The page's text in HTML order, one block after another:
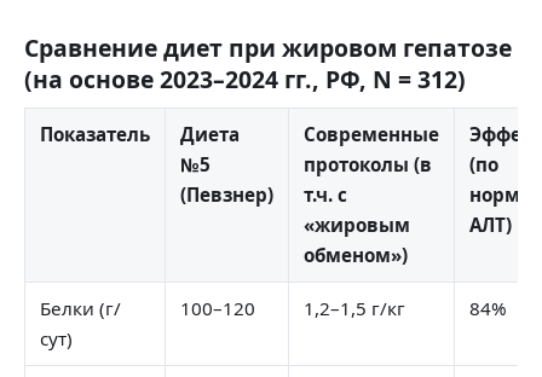
Сравнение диет при жировом гепатозе
(на основе 2023–2024 гг., РФ, N = 312)
Показатель
Диета
№5
(Певзнер)
Современные
протоколы (в
т.ч. с
«жировым
обменом»)
(по
АЛТ)
Белки (г/
сут)
100–120 1,2–1,5 г/кг 84%